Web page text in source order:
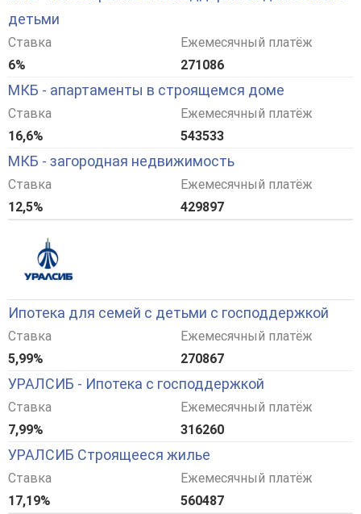
детьми
Ставка
6%
Ежемесячный платёж
271086
МКБ - апартаменты в строящемся доме
Ставка
16,6%
Ежемесячный платёж
543533
МКБ - загородная недвижимость
Ставка
12,5%
Ежемесячный платёж
429897
Ипотека для семей с детьми с господдержкой
Ставка
5,99%
Ежемесячный платёж
270867
УРАЛСИБ - Ипотека с господдержкой
Ставка
7,99%
Ежемесячный платёж
316260
УРАЛСИБ Строящееся жилье
Ставка
17,19%
Ежемесячный платёж
560487